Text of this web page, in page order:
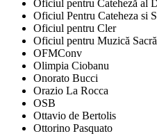
Oficiul pentru Cateheză al
Oficiul Pentru Cateheza si
Oficiul pentru Cler
Oficiul pentru Muzică
OFMConv
Olimpia Ciobanu
Onorato Bucci
Orazio La Rocca
OSB
Ottavio de Bertolis
Ottorino Pasquato